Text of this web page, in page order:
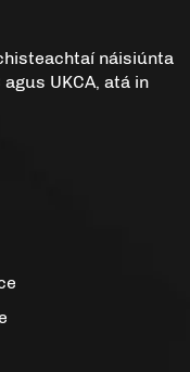
náisiúnta
UKCA, atá in